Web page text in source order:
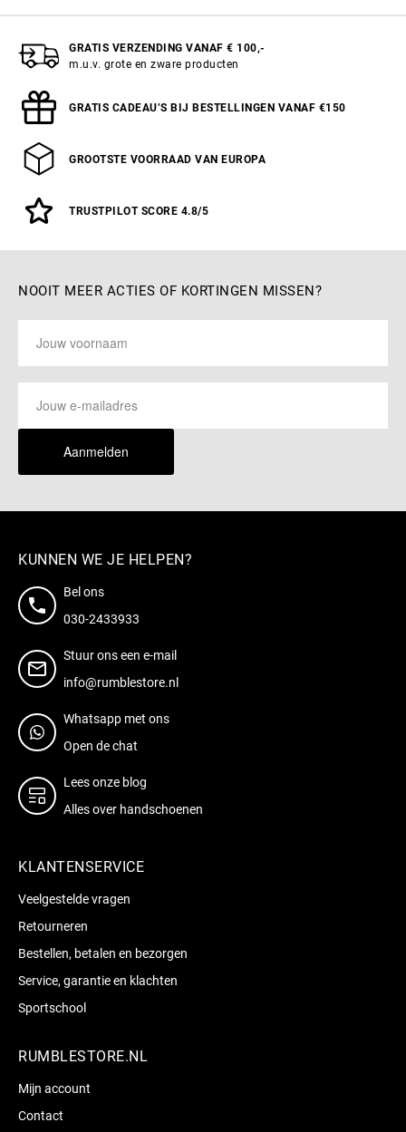
GRATIS VERZENDING VANAF € 100,-
m.u.v. grote en zware producten
GRATIS CADEAU’S BIJ BESTELLINGEN VANAF €150
GROOTSTE VOORRAAD VAN EUROPA
TRUSTPILOT SCORE 4.8/5
NOOIT MEER ACTIES OF KORTINGEN MISSEN?
Aanmelden
KUNNEN WE JE HELPEN?
Bel ons
030-2433933
Stuur ons een e-mail
info@rumblestore.nl
Whatsapp met ons
Open de chat
Lees onze blog
Alles over handschoenen
KLANTENSERVICE
Veelgestelde vragen
Retourneren
Bestellen, betalen en bezorgen
Service, garantie en klachten
Sportschool
RUMBLESTORE.NL
Mijn account
Contact